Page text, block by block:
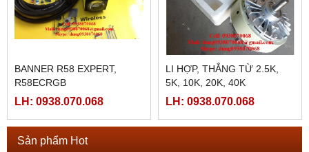
BANNER R58 EXPERT,
R58ECRGB
LH: 0938.070.068
LI HỢP, THẮNG TỪ 2.5K,
5K, 10K, 20K, 40K
LH: 0938.070.068
Sản phẩm Hot